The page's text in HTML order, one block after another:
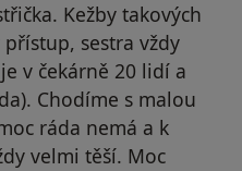
Kežby takových
sestra vždy
v čekárně 20 lidí a
Chodíme s malou
ráda nemá a k
velmi těší. Moc